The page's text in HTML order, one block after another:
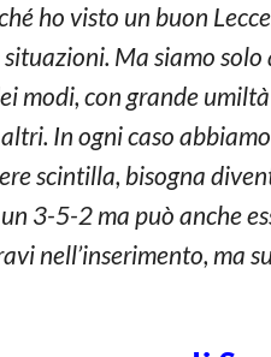
ho visto un buon
Ma siamo solo
modi, con grande
In ogni caso
scintilla, bisogna
3-5-2 ma può anche
nell’inserimento, ma